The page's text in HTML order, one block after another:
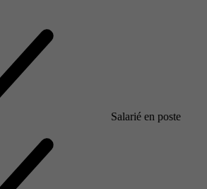
Salarié en poste